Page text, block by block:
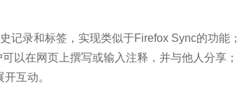
记录和标签，实现类似于Firefox Sync的功能；
以在网页上撰写或输入注释，并与他人分享；
互动。